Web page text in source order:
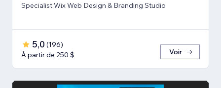
Specialist Wix Web Design & Branding Studio
5,0 (196)
À partir de 250 $
Voir